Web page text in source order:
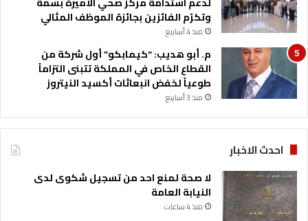
وتكرّم الفائزين بجائزة الموظف المثالي
منذ 4 أسابيع
م. أبو هديب: “كيمابكو” أول شركة من
القطاع الخاص في المملكة تتبنى التزاماً
طوعياً لخفض انبعاثات أكسيد النيتروز
منذ 3 أسابيع
احدث الاخبار
لا صحة لمنع احد من تسجيل شكوى لدى
النيابة العامة
منذ 4 ساعات